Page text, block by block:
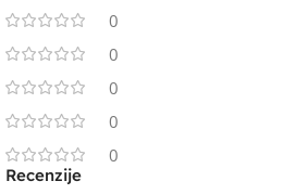
0
0
0
0
0
Recenzije